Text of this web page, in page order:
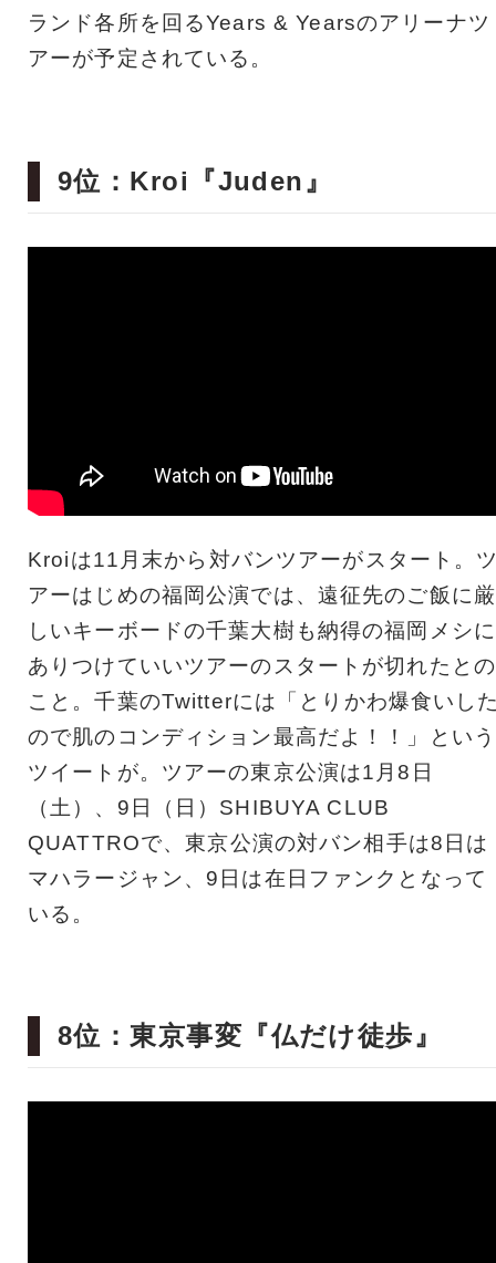
ランド各所を回るYears & Yearsのアリーナツ
アーが予定されている。
9位：Kroi『Juden』
Kroiは11月末から対バンツアーがスタート。
アーはじめの福岡公演では、遠征先のご飯に厳
しいキーボードの千葉大樹も納得の福岡メシに
ありつけていいツアーのスタートが切れたとの
こと。千葉のTwitterには「とりかわ爆食いし
ので肌のコンディション最高だよ！！」という
ツイートが。ツアーの東京公演は1月8日
（土）、9日（日）SHIBUYA CLUB
QUATTROで、東京公演の対バン相手は8日は
マハラージャン、9日は在日ファンクとなって
いる。
8位：東京事変『仏だけ徒歩』